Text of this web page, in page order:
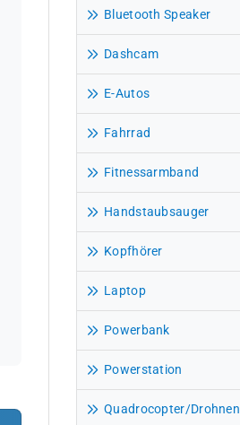
Bluetooth Speaker
Dashcam
E-Autos
Fahrrad
Fitnessarmband
Handstaubsauger
Kopfhörer
Laptop
Powerbank
Powerstation
Quadrocopter/Drohnen